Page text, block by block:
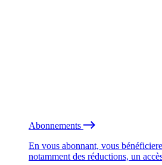
Abonnements
En vous abonnant, vous
notamment des réductions, un